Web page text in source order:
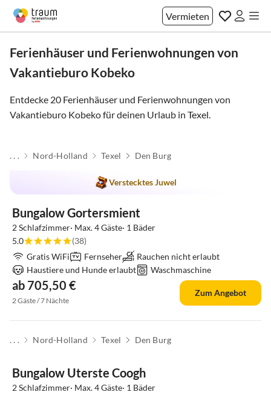
Vermieten
Ferienhäuser und Ferienwohnungen von
Vakantieburo Kobeko
Entdecke 20 Ferienhäuser und Ferienwohnungen von
Vakantieburo Kobeko für deinen Urlaub in Texel.
. . . Nord-Holland Texel Den Burg
Verstecktes Juwel
Bungalow Gortersmient
2 Schlafzimmer· Max. 4 Gäste· 1 Bäder
5.0
(38)
Gratis WiFi
Fernseher
Rauchen nicht erlaubt
Haustiere und Hunde erlaubt
Waschmaschine
ab 705,50 €
2 Gäste / 7 Nächte
Zum Angebot
. . . Nord-Holland Texel Den Burg
Bungalow Uterste Coogh
2 Schlafzimmer· Max. 4 Gäste· 1 Bäder